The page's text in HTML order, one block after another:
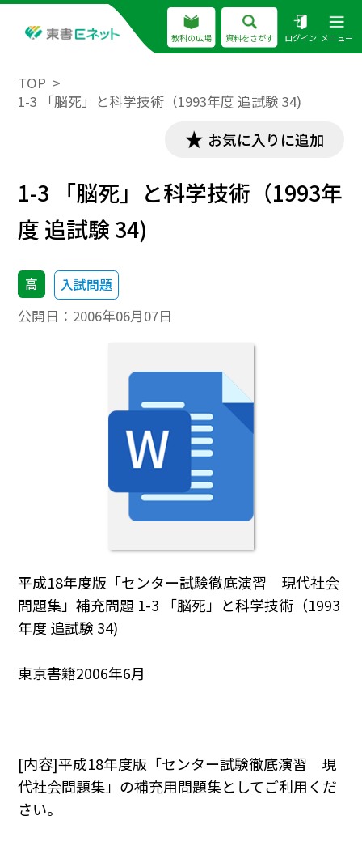
教科の広場 資料をさがす ログイン メニュー
TOP
1-3 「脳死」と科学技術（1993年度 追試験 34)
お気に入りに追加
1-3 「脳死」と科学技術（1993年
度 追試験 34)
高 入試問題
公開日： 2006年06月07日
平成18年度版「センター試験徹底演習 現代社会
問題集」補充問題 1-3 「脳死」と科学技術（1993
年度 追試験 34)
東京書籍2006年6月
[内容]平成18年度版「センター試験徹底演習 現
代社会問題集」の補充用問題集としてご利用くだ
さい。